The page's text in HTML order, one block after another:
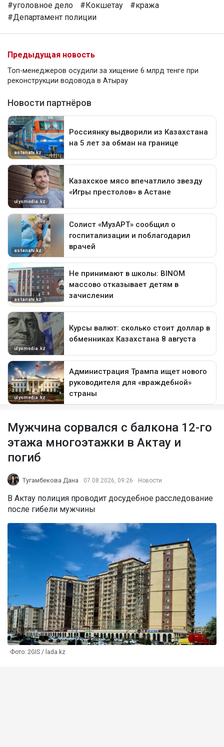
#уголовное дело
#Кокшетау
#кража
#Департамент полиции
Предыдущая новость
Топ-менеджеров осудили за хищение 6 млрд тенге при
реконструкции водовода в Атырау
Мужчина сорвался с балкона 12-го
этажа многоэтажки в Актау и
погиб
Тугамбекова Дана 07.08.2026, 09:26 Новости
В Актау полиция проводит досудебное расследование
после гибели мужчины
Фото: 2GIS / lada.kz